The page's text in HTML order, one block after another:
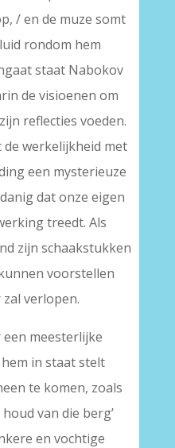
/ en de muze somt
rondom hem
staat Nabokov
de visioenen om
reflecties voeden.
de werkelijkheid met
een mysterieuze
dat onze eigen
treedt. Als
zijn schaakstukken
voorstellen
verlopen.
meesterlijke
in staat stelt
te komen, zoals
van die berg’
en vochtige